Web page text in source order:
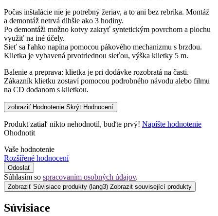
Počas inštalácie nie je potrebný žeriav, a to ani bez rebríka. Montáž
a demontáž netrvá dlhšie ako 3 hodiny.
Po demontáži možno kotvy zakryť syntetickým povrchom a plochu
využiť na iné účely.
Sieť sa ľahko napína pomocou pákového mechanizmu s brzdou.
Klietka je vybavená prvotriednou sieťou, výška klietky 5 m.
Balenie a preprava: klietka je pri dodávke rozobratá na časti.
Zákazník klietku zostaví pomocou podrobného návodu alebo filmu
na CD dodanom s klietkou.
zobraziť Hodnotenie Skrýt Hodnocení
Produkt zatiaľ nikto nehodnotil, buďte prvý! Napíšte hodnotenie
Ohodnotit
Vaše hodnotenie
Rozšířené hodnocení
Odoslať
Súhlasím so spracovaním osobných údajov.
Zobraziť Súvisiace produkty (lang3) Zobrazit související produkty
Súvisiace